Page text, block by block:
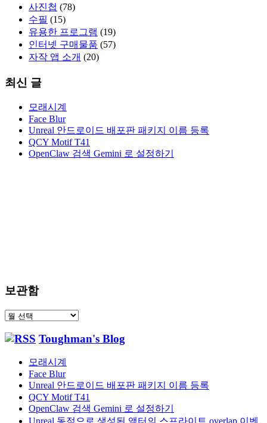
사진첩 (78)
수필 (15)
유용한 프로그램 (19)
인터넷 구매물품 (57)
자작 앱 소개 (20)
최신 글
모래시계
Face Blur
Unreal 안드로이드 배포판 패키지 이름 등록
QCY Motif T41
OpenClaw 검색 Gemini 로 설정하기
보관함
보
함
Toughman's Blog
모래시계
Face Blur
Unreal 안드로이드 배포판 패키지 이름 등록
QCY Motif T41
OpenClaw 검색 Gemini 로 설정하기